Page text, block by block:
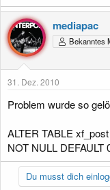
mediapac
Bekanntes
31. Dez. 2010
Problem wurde so
ALTER TABLE
NOT NULL DEFAULT
Du musst dich